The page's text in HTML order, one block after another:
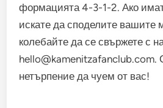
формацията 4-3-1-2. Ако
искате да споделите вашите
колебайте да се свържете с
hello@kamenitzafanclub.com.
нетърпение да чуем от вас!